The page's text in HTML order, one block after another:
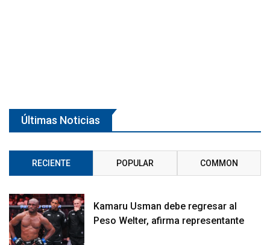
Últimas Noticias
RECIENTE POPULAR COMMON
Kamaru Usman debe regresar al
Peso Welter, afirma representante